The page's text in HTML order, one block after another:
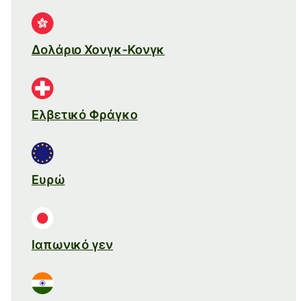
Δολάριο Χονγκ-Κονγκ
Ελβετικό Φράγκο
Ευρώ
Ιαπωνικό γεν